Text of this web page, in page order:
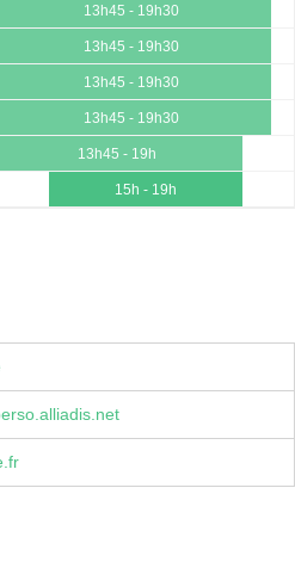
13h45 - 19h30
13h45 - 19h30
13h45 - 19h30
13h45 - 19h30
13h45 - 19h
15h - 19h